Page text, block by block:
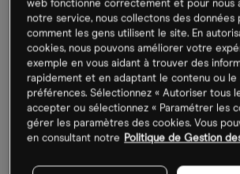
actions.
Vous pouvez perdre plus
dépôt initial
web fonctionne correctement et pour nous
notre service, nous collectons des données
comment les gens utilisent le site. En
cookies, nous pouvons améliorer votre
exemple en vous aidant à trouver des
rapidement et en adaptant le contenu ou le
préférences. Sélectionnez « Autoriser tous
accepter ou sélectionnez « Paramétrer les
gérer les paramètres des cookies. Vous
en consultant notre Politique de Gestion